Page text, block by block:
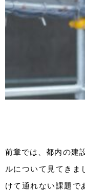
前章では、都内の建
ルについて見てきま
けて通れない課題で